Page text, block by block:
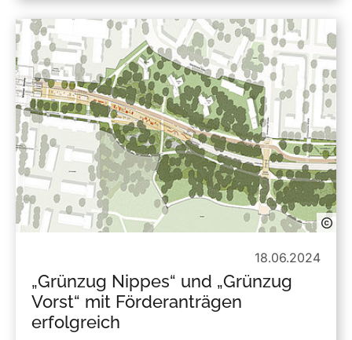
18.06.2024
„Grünzug Nippes“ und „Grünzug
Vorst“ mit Förderanträgen
erfolgreich